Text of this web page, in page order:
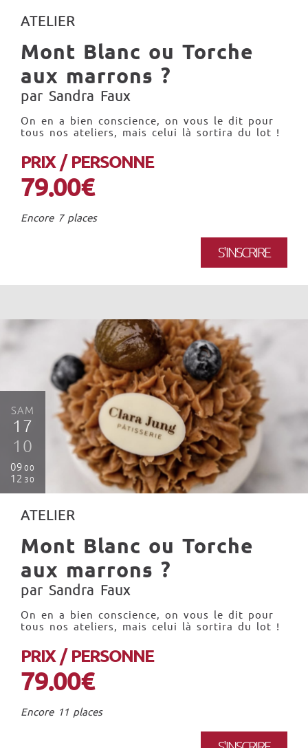
ATELIER
Mont Blanc ou Torche
aux marrons ?
par Sandra Faux
On en a bien conscience, on vous le dit pour
tous nos ateliers, mais celui là sortira du lot !
PRIX / PERSONNE
79.00€
Encore 7 places
S'INSCRIRE
SAM
17
10
09 00
12 30
ATELIER
Mont Blanc ou Torche
aux marrons ?
par Sandra Faux
On en a bien conscience, on vous le dit pour
tous nos ateliers, mais celui là sortira du lot !
PRIX / PERSONNE
79.00€
Encore 11 places